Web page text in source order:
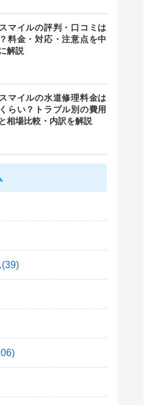
マイルの評判・口コミは
料金・対応・注意点を中
解説
マイルの水道修理料金は
らい？トラブル別の費用
相場比較・内訳を解説
(39)